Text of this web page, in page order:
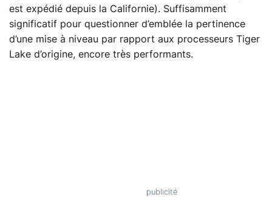
est expédié depuis la Californie). Suffisamment
significatif pour questionner d’emblée la pertinence
d’une mise à niveau par rapport aux processeurs Tiger
Lake d’origine, encore très performants.